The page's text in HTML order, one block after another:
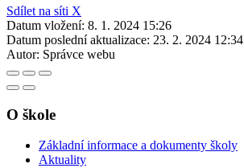
Sdílet na síti X
Datum vložení: 8. 1. 2024 15:26
Datum poslední aktualizace: 23. 2. 2024 12:34
Autor: Správce webu
O škole
Základní informace a dokumenty školy
Aktuality